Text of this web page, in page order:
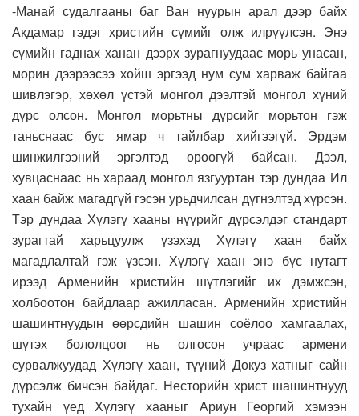
-Манай судалгааны баг Ван нуурын арал дээр байх
Акдамар гэдэг христийн сүмийг олж илрүүлсэн. Энэ
сүмийн гаднах ханан дээрх зурагнуудаас морь унасан,
морин дээрээсээ хойш эргээд нум сум харваж байгаа
шивлэгэр, хөхөл үстэй монгол дээлтэй монгол хүний
дүрс олсон. Монгол морьтны дүрсийг морьтон гэж
таньснаас бус ямар ч тайлбар хийгээгүй. Эрдэм
шинжилгээний эргэлтэд ороогүй байсан. Дээл,
хувцаснаас нь хараад монгол язгууртан тэр дундаа Ил
хаан байж магадгүй гэсэн урьдчилсан дүгнэлтэд хүрсэн.
Тэр дундаа Хүлэгү хааны нүүрийг дүрсэлдэг стандарт
зурагтай харьцуулж үзэхэд Хүлэгү хаан байх
магадлалтай гэж үзсэн. Хүлэгү хаан энэ бүс нутагт
ирээд Арменийн христийн шүтлэгийг их дэмжсэн,
холбоотон байдлаар ажилласан. Арменийн христийн
шашинтнуудын өөрсдийн шашин соёлоо хамгаалах,
шүтэх бололцоог нь олгосон учраас армени
сурвалжуудад Хүлэгү хаан, түүний Докуз хатныг сайн
дүрсэлж бичсэн байдаг. Несторийн христ шашинтнууд
тухайн үед Хүлэгү хааныг Ариун Георгий хэмээн